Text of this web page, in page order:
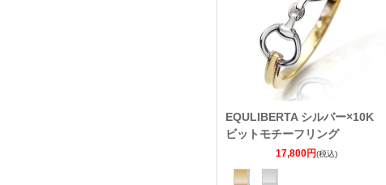
EQULIBERTA シルバー×10K
ビットモチーフリング
17,800円(税込)